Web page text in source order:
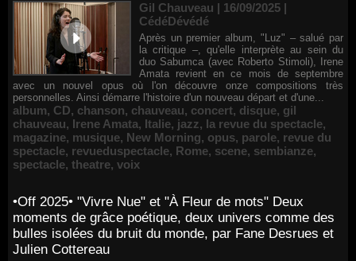
Gil Chauveau | 16/09/2025 |
CédéDévédé
Après un premier album, "Luz" – salué par
la critique –, qu'elle interprète au sein du
duo Sabumca (avec Roberto Stimoli), Irene
Amata revient en ce mois de septembre
avec un nouvel opus où l'on découvre onze compositions très
personnelles. Ainsi démarre l'histoire d'un nouveau départ et d'une...
album, CD, chanson, chauveau, concert, disque, gil
chauveau, Irene Amata, Italie, jazz, la revue du spectacle,
magazine, musique, New Morning, opus, parole, revue du
spectacle, revueduspectacle, Rome, scene, sembianze,
spectacle, theatre, voix
•Off 2025• "Vivre Nue" et "À Fleur de mots" Deux
moments de grâce poétique, deux univers comme des
bulles isolées du bruit du monde, par Fane Desrues et
Julien Cottereau